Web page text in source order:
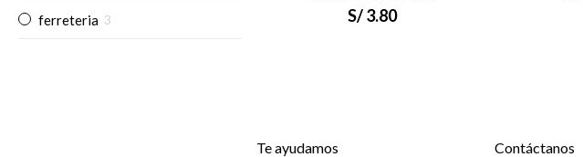
ferreteria 3 S/3.80
Te ayudamos Contáctanos